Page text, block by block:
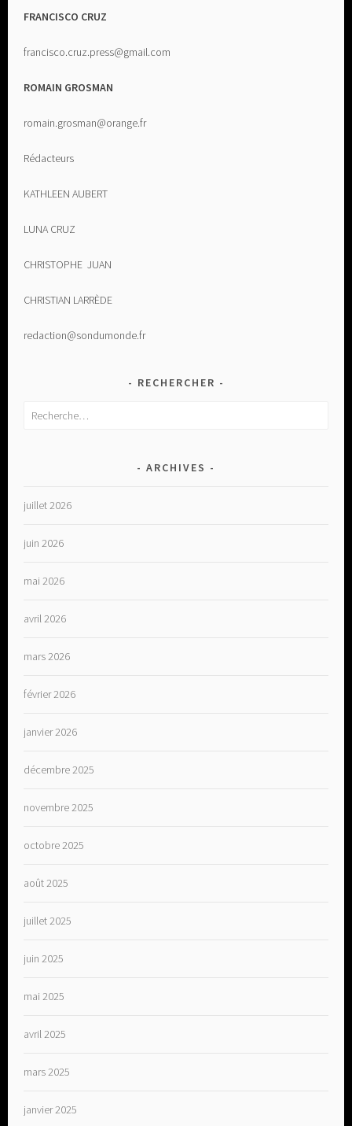
FRANCISCO CRUZ
francisco.cruz.press@gmail.com
ROMAIN GROSMAN
romain.grosman@orange.fr
Rédacteurs
KATHLEEN AUBERT
LUNA CRUZ
CHRISTOPHE JUAN
CHRISTIAN LARRÈDE
redaction@sondumonde.fr
RECHERCHER
Rechercher :
ARCHIVES
juillet 2026
juin 2026
mai 2026
avril 2026
mars 2026
février 2026
janvier 2026
décembre 2025
novembre 2025
octobre 2025
août 2025
juillet 2025
juin 2025
mai 2025
avril 2025
mars 2025
janvier 2025